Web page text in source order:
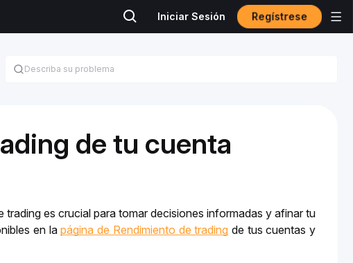
Iniciar Sesión Regístrese
de tu cuenta
es crucial para tomar decisiones informadas y afinar tu
en la página de Rendimiento de trading de tus cuentas y